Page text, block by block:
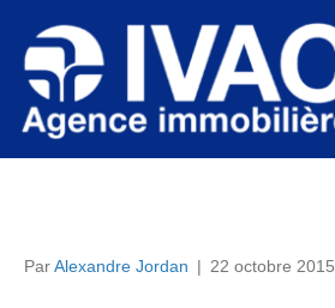
ParAlexandre Jordan | 22 octobre 2015